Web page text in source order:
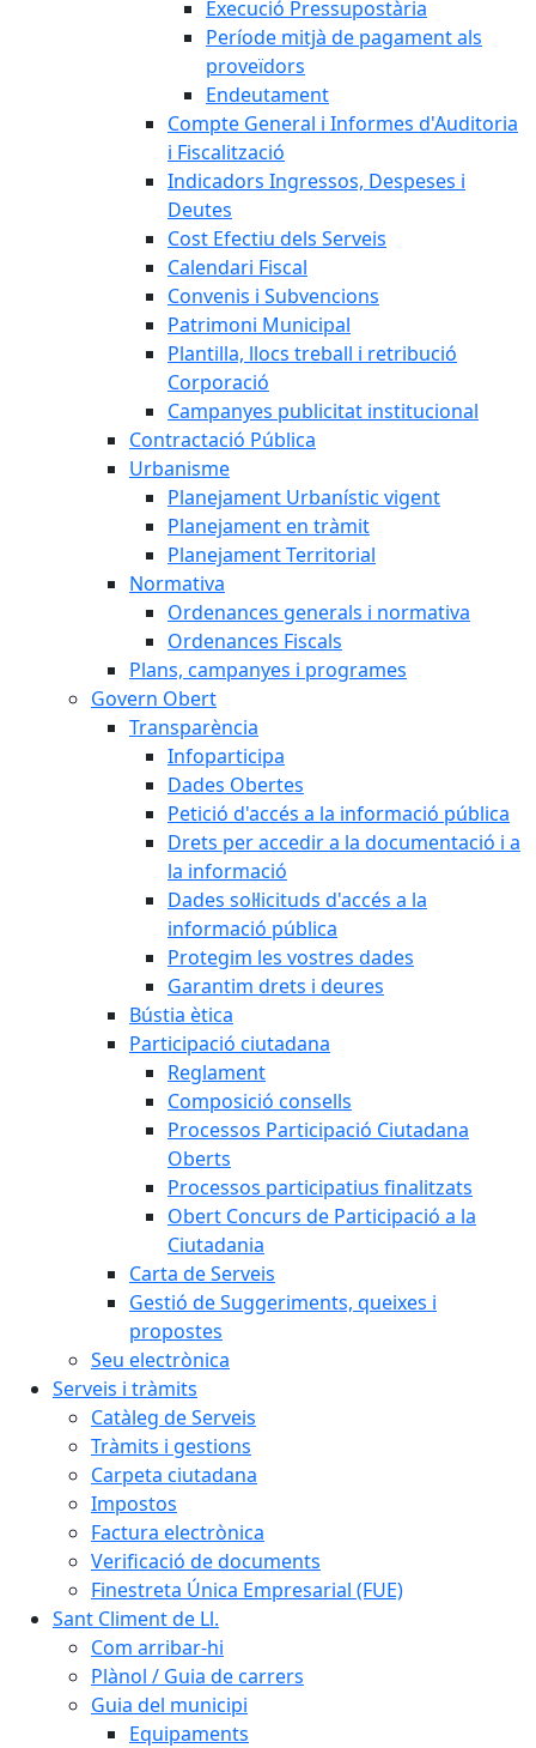
Execució Pressupostària
Període mitjà de pagament als
proveïdors
Endeutament
Compte General i Informes d'Auditoria
i Fiscalització
Indicadors Ingressos, Despeses i
Deutes
Cost Efectiu dels Serveis
Calendari Fiscal
Convenis i Subvencions
Patrimoni Municipal
Plantilla, llocs treball i retribució
Corporació
Campanyes publicitat institucional
Contractació Pública
Urbanisme
Planejament Urbanístic vigent
Planejament en tràmit
Planejament Territorial
Normativa
Ordenances generals i normativa
Ordenances Fiscals
Plans, campanyes i programes
Govern Obert
Transparència
Infoparticipa
Dades Obertes
Petició d'accés a la informació pública
Drets per accedir a la documentació i a
la informació
Dades sol·licituds d'accés a la
informació pública
Protegim les vostres dades
Garantim drets i deures
Bústia ètica
Participació ciutadana
Reglament
Composició consells
Processos Participació Ciutadana
Oberts
Processos participatius finalitzats
Obert Concurs de Participació a la
Ciutadania
Carta de Serveis
Gestió de Suggeriments, queixes i
propostes
Seu electrònica
Serveis i tràmits
Catàleg de Serveis
Tràmits i gestions
Carpeta ciutadana
Impostos
Factura electrònica
Verificació de documents
Finestreta Única Empresarial (FUE)
Sant Climent de Ll.
Com arribar-hi
Plànol / Guia de carrers
Guia del municipi
Equipaments